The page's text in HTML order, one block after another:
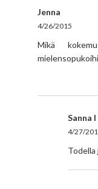
Jenna
4/26/2015
Mikä
Sanna
4/27/
Todella